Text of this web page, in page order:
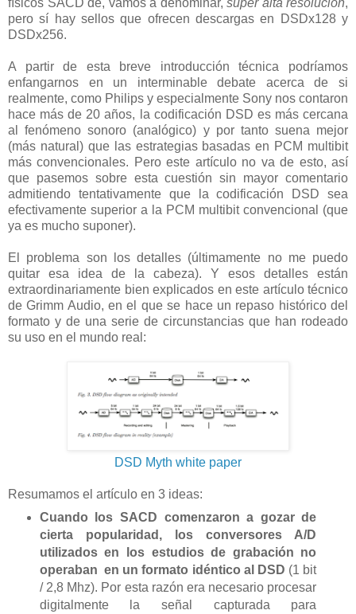
pero sí hay sellos que ofrecen descargas en DSDx128 y
DSDx256.
A partir de esta breve introducción técnica podríamos
enfangarnos en un interminable debate acerca de si
realmente, como Philips y especialmente Sony nos contaron
hace más de 20 años, la codificación DSD es más cercana
al fenómeno sonoro (analógico) y por tanto suena mejor
(más natural) que las estrategias basadas en PCM multibit
más convencionales. Pero este artículo no va de esto, así
que pasemos sobre esta cuestión sin mayor comentario
admitiendo tentativamente que la codificación DSD sea
efectivamente superior a la PCM multibit convencional (que
ya es mucho suponer).
El problema son los detalles (últimamente no me puedo
quitar esa idea de la cabeza). Y esos detalles están
extraordinariamente bien explicados en este artículo técnico
de Grimm Audio, en el que se hace un repaso histórico del
formato y de una serie de circunstancias que han rodeado
su uso en el mundo real:
DSD Myth white paper
Resumamos el artículo en 3 ideas:
Cuando los SACD comenzaron a gozar de
cierta popularidad, los conversores A/D
utilizados en los estudios de grabación no
operaban en un formato idéntico al DSD (1 bit
/ 2,8 Mhz). Por esta razón era necesario procesar
digitalmente la señal capturada para